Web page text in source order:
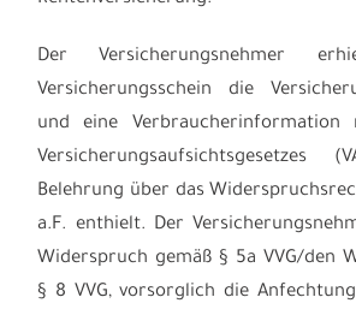
Der Versicherungsnehmer
Versicherungsschein die
und eine Verbraucherinformation
Versicherungsaufsichtsgesetzes
Belehrung über das
a.F. enthielt. Der
Widerspruch gemäß § 5a VVG/den
§ 8 VVG, vorsorglich die Anfechtung